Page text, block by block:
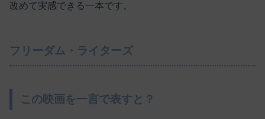
改めて実感できる一本です。
フリーダム・ライターズ
この映画を一言で表すと？